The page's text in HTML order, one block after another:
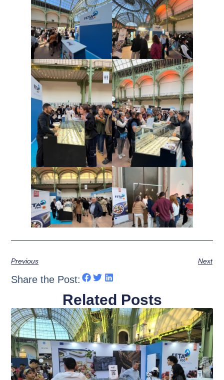
Previous Next
Share the Post:
Related Posts